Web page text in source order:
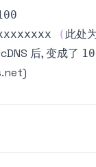
( 此处
后, 变成了